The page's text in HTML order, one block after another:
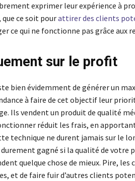
exprimer leur expérience à
ce soit pourattirer des clients
ce qui ne fonctionne pas grâce aux
sur le profit
bien évidemment de générer un
à faire de cet objectif leur
Ils vendent un produit de qualité
réduit les frais, en
technique ne durent jamais sur le
gagné si la qualité de votre
quelque chose de mieux. Pire, les
et de faire fuir d’autres clients